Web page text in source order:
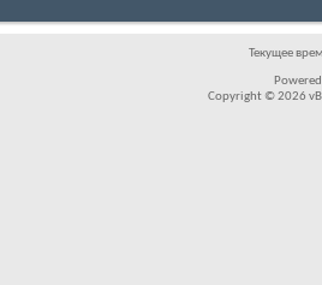
Текущее
Copyright © 2026